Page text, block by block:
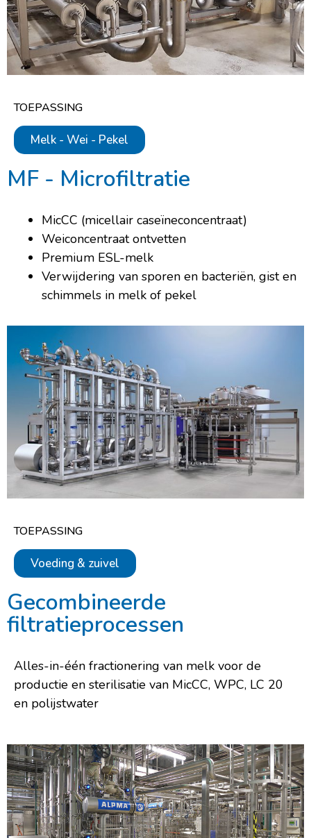
TOEPASSING
Melk - Wei - Pekel
MF - Microfiltratie
MicCC (micellair caseïneconcentraat)
Weiconcentraat ontvetten
Premium ESL-melk
Verwijdering van sporen en bacteriën, gist en
schimmels in melk of pekel
TOEPASSING
Voeding & zuivel
Gecombineerde
filtratieprocessen
Alles-in-één fractionering van melk voor de
productie en sterilisatie van MicCC, WPC, LC 20
en polijstwater